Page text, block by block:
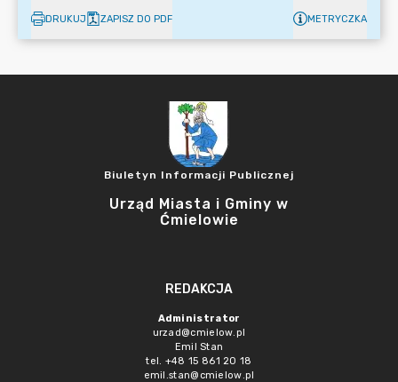
DRUKUJ ZAPISZ DO PDF METRYCZKA
Biuletyn Informacji Publicznej
Urząd Miasta i Gminy w
Ćmielowie
REDAKCJA
Administrator
urzad@cmielow.pl
Emil Stan
tel. +48 15 861 20 18
emil.stan@cmielow.pl